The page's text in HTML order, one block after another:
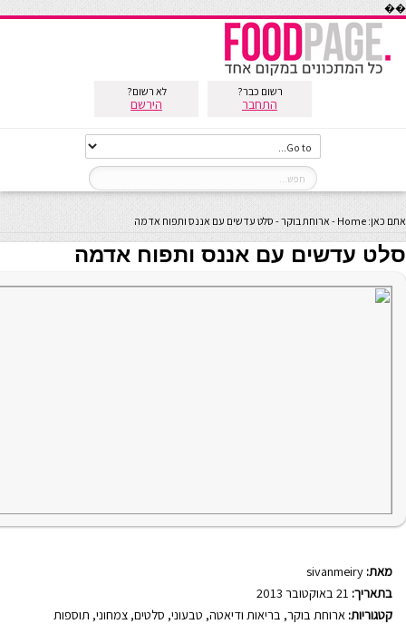
��
רשום כבר?
התחבר
לא רשום?
הירשם
אתם כאן: Home
- ארוחת בוקר- סלט עדשים עם אננס ותפוח אדמה
סלט עדשים עם אננס ותפוח אדמה
מאת: sivanmeiry
בתאריך:
קטגוריות: ארוחת בוקר, בריאות ודיאטה, טבעוני, סלטים, צמחוני, תוספות